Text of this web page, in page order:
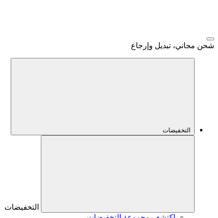
شحن مجاني، تبديل وإرجاع
التخفيضات
التخفيضات